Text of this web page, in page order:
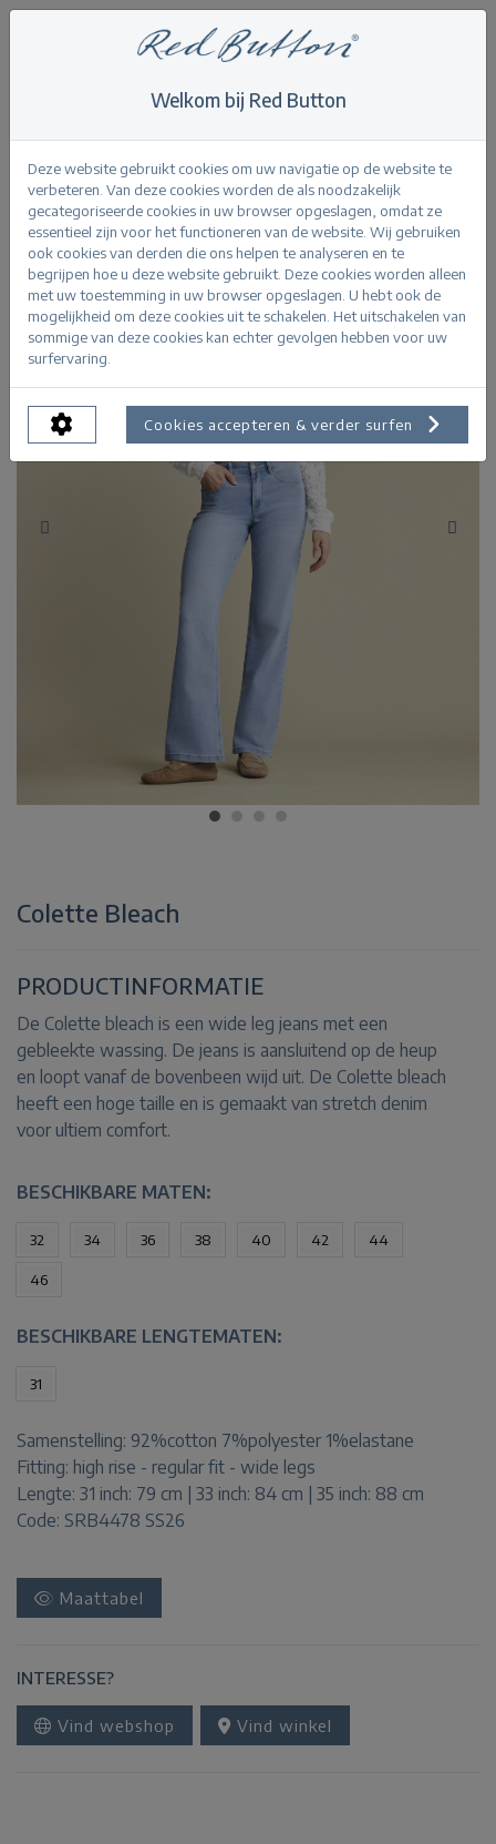
Never out of stock > Colette Bleach
Terug
Colette Bleach
PRODUCTINFORMATIE
De Colette bleach is een wide leg jeans met een
gebleekte wassing. De jeans is aansluitend op de heup
en loopt vanaf de bovenbeen wijd uit. De Colette bleach
heeft een hoge taille en is gemaakt van stretch denim
voor ultiem comfort.
BESCHIKBARE MATEN:
32 34 36 38 40 42 44
46
BESCHIKBARE LENGTEMATEN:
31
Samenstelling: 92%cotton 7%polyester 1%elastane
Fitting: high rise - regular fit - wide legs
Lengte: 31 inch: 79 cm | 33 inch: 84 cm | 35 inch: 88 cm
Code: SRB4478 SS26
Maattabel
INTERESSE?
Vind webshop Vind winkel
Welkom bij Red Button
Deze website gebruikt cookies om uw navigatie op de website te
verbeteren. Van deze cookies worden de als noodzakelijk
gecategoriseerde cookies in uw browser opgeslagen, omdat ze
essentieel zijn voor het functioneren van de website. Wij gebruiken
ook cookies van derden die ons helpen te analyseren en te
begrijpen hoe u deze website gebruikt. Deze cookies worden alleen
met uw toestemming in uw browser opgeslagen. U hebt ook de
mogelijkheid om deze cookies uit te schakelen. Het uitschakelen van
sommige van deze cookies kan echter gevolgen hebben voor uw
surfervaring.
Cookies accepteren & verder surfen